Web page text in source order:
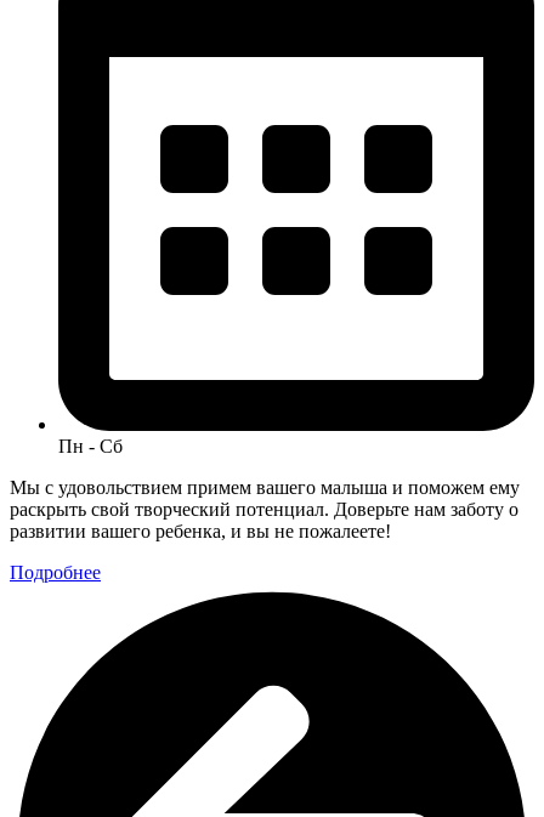
Пн - Сб
Мы с удовольствием примем вашего малыша и поможем ему
раскрыть свой творческий потенциал. Доверьте нам заботу о
развитии вашего ребенка, и вы не пожалеете!
Подробнее